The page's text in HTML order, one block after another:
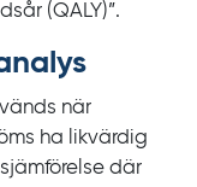
(QALY)”.
när
ha likvärdig
där